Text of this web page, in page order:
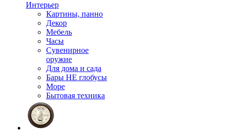
Интерьер
Картины, панно
Декор
Мебель
Часы
Сувенирное
оружие
Для дома и сада
Бары НЕ глобусы
Море
Бытовая техника